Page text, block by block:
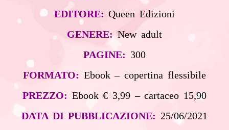
EDITORE: Queen Edizioni
GENERE: New adult
PAGINE: 300
FORMATO: Ebook – copertina flessibile
PREZZO: Ebook € 3,99 – cartaceo 15,90
DATA DI PUBBLICAZIONE: 25/06/2021